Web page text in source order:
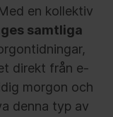
en kollektiv
samtliga
direkt från e-
morgon och
denna typ av